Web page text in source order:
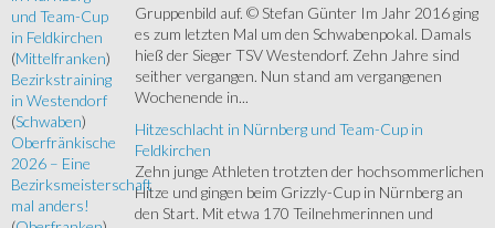
Gruppenbild auf. © Stefan Günter Im Jahr 2016 ging
es zum letzten Mal um den Schwabenpokal. Damals
hieß der Sieger TSV Westendorf. Zehn Jahre sind
seither vergangen. Nun stand am vergangenen
Wochenende in...
Hitzeschlacht in Nürnberg und Team-Cup in
Feldkirchen
Zehn junge Athleten trotzten der hochsommerlichen
Hitze und gingen beim Grizzly-Cup in Nürnberg an
den Start. Mit etwa 170 Teilnehmerinnen und
und Team-Cup
in Feldkirchen
(Mittelfranken)
Bezirkstraining
in Westendorf
(Schwaben)
Oberfränkische
2026 – Eine
Bezirksmeisterschaft
mal anders!